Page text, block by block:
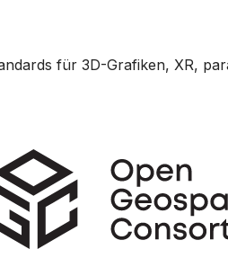
für 3D-Grafiken, XR,